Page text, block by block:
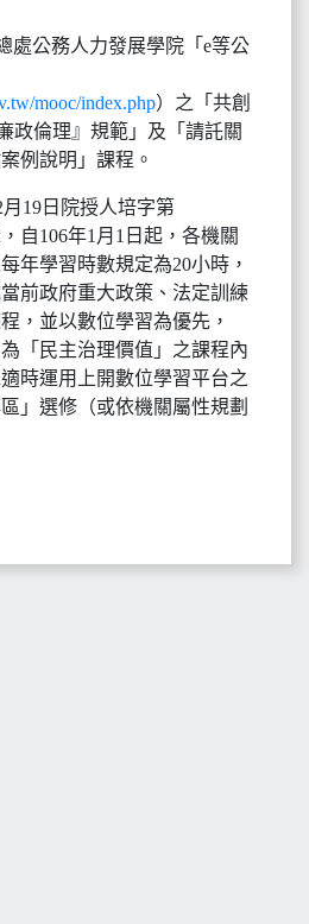
處公務人力發展學院「e等公
mooc/index.php）之「共創
政倫理』規範」及「請託關
例說明」課程。
19日院授人培字第
自106年1月1日起，各機關
年學習時數規定為20小時，
前政府重大政策、法定訓練
，並以數位學習為優先，
「民主治理價值」之課程內
時運用上開數位學習平台之
」選修（或依機關屬性規劃